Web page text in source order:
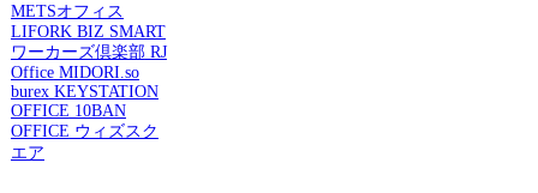
METSオフィス
LIFORKBIZ SMART
ワーカーズ倶楽部RJ
OfficeMIDORI.so
burexKEYSTATION
OFFICE 10BAN
OFFICE ウィズスク
エア